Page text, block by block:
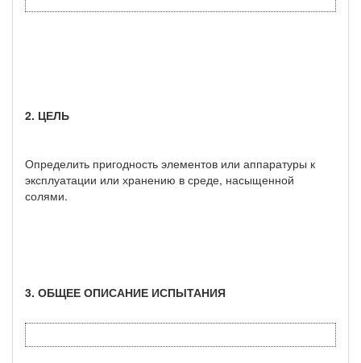
2. ЦЕЛЬ
Определить пригодность элементов или аппаратуры к
эксплуатации или хранению в среде, насыщенной
солями.
3. ОБЩЕЕ ОПИСАНИЕ ИСПЫТАНИЯ